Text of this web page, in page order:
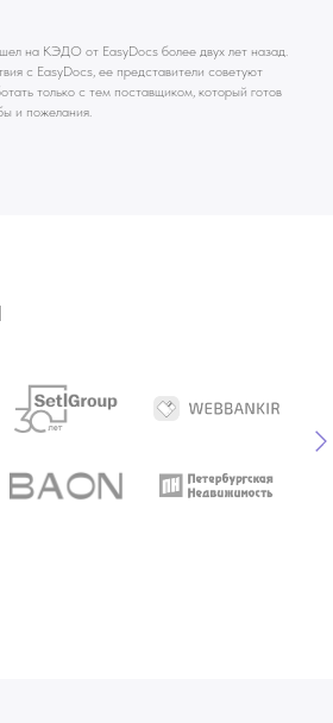
на КЭДО от EasyDocs более двух лет назад.
с EasyDocs, ее представители советуют
только с тем поставщиком, который готов
и пожелания.